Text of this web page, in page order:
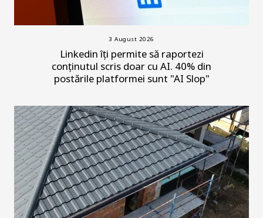
3 August 2026
Linkedin îți permite să raportezi
conținutul scris doar cu AI. 40% din
postările platformei sunt "AI Slop"